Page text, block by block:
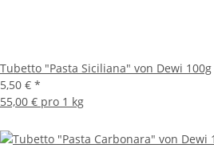
Tubetto "Pasta Siciliana" von Dewi 100g
5,50 € *
55,00 € pro 1 kg